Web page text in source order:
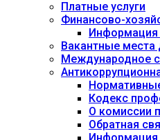
Платные услуги
Финансово-
Информация
Вакантные
Международное
Кодекс
О комиссии
Обратная